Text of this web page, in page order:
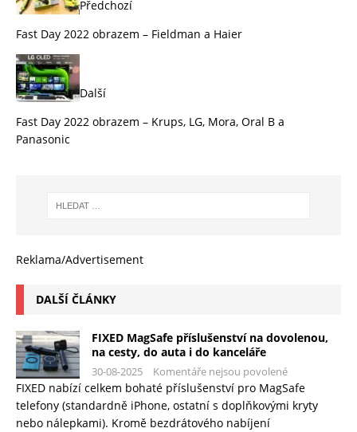
Předchozí
Fast Day 2022 obrazem – Fieldman a Haier
Další
Fast Day 2022 obrazem – Krups, LG, Mora, Oral B a
Panasonic
Reklama/Advertisement
DALŠÍ ČLÁNKY
FIXED MagSafe příslušenství na dovolenou,
na cesty, do auta i do kanceláře
30-08-2025 Komentáře nejsou povolené
FIXED nabízí celkem bohaté příslušenství pro MagSafe
telefony (standardně iPhone, ostatní s doplňkovými kryty
nebo nálepkami). Kromě bezdrátového nabíjení